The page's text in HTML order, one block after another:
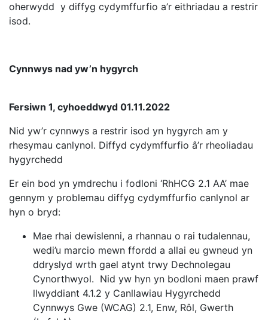
oherwydd y diffyg cydymffurfio a’r eithriadau a restrir
isod.
Cynnwys nad yw’n hygyrch
Fersiwn 1, cyhoeddwyd 01.11.2022
Nid yw’r cynnwys a restrir isod yn hygyrch am y
rhesymau canlynol. Diffyd cydymffurfio â’r rheoliadau
hygyrchedd
Er ein bod yn ymdrechu i fodloni ‘RhHCG 2.1 AA’ mae
gennym y problemau diffyg cydymffurfio canlynol ar
hyn o bryd:
Mae rhai dewislenni, a rhannau o rai tudalennau,
wedi’u marcio mewn ffordd a allai eu gwneud yn
ddryslyd wrth gael atynt trwy Dechnolegau
Cynorthwyol. Nid yw hyn yn bodloni maen prawf
llwyddiant 4.1.2 y Canllawiau Hygyrchedd
Cynnwys Gwe (WCAG) 2.1, Enw, Rôl, Gwerth